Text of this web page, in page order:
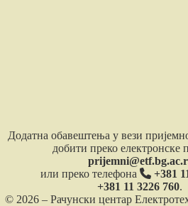
Додатна обавештења у вези
добити преко електронске
или преко телефона
+381
+381 11 3226 760.
© 2026 – Рачунски центар